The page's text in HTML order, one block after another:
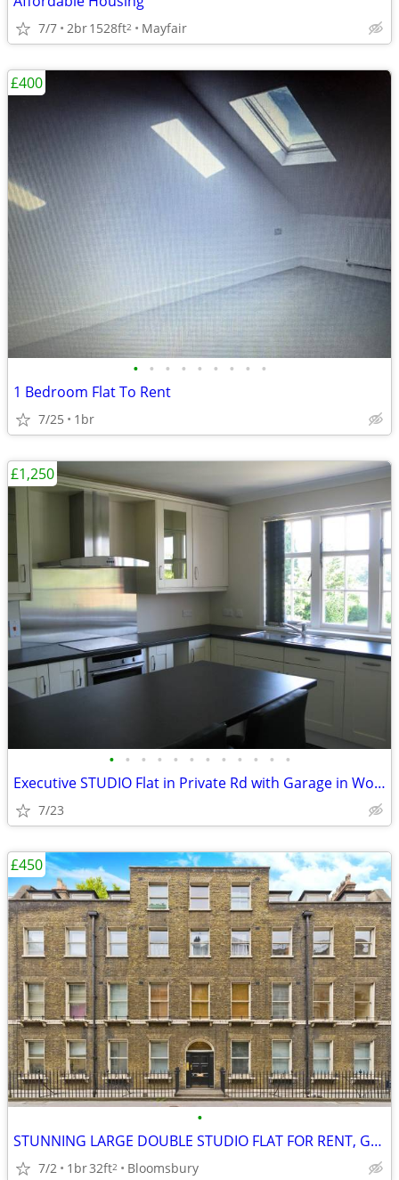
7/7 2br1528ft2 Mayfair
• • • • • • • • •
1 Bedroom Flat To Rent
7/25 1br
£400
• • • • • • • • • • • •
Executive STUDIO Flat in Private Rd with Garage in Woking, Surrey
7/23
£1,250
•
STUNNING LARGE DOUBLE STUDIO FLAT FOR RENT, Gower Street, WC1
7/2 1br32ft2 Bloomsbury
£450